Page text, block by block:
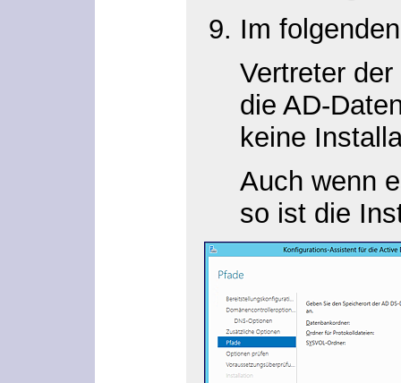
Im
Vertreter
die AD-
keine
Auch wenn
so ist die